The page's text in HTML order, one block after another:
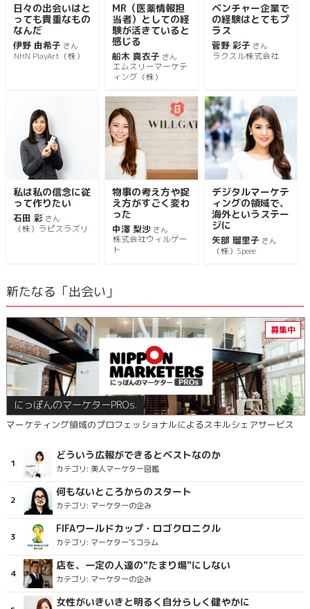
日々の出会いはと
っても貴重なもの
なんだ
伊野 由希子 さん
NHN PlayArt（株）
MR（医薬情報担
当者）としての経
験が活きていると
感じる
船木 真衣子 さん
エムスリーマーケテ
ィング（株）
ベンチャー企業で
の経験はとてもプ
ラス
菅野 彩子 さん
ラクスル株式会社
私は私の信念に従
って作りたい
石田 彩 さん
（株）ラピスラズリ
物事の考え方や捉
え方がすごく変わ
った
中澤 梨沙 さん
株式会社ウィルゲー
ト
デジタルマーケテ
ィングの領域で、
海外というステー
ジに
矢部 瑠里子 さん
（株）Speee
新たなる「出会い」
にっぽんのマーケターPROs.
マーケティング領域のプロフェッショナルによるスキルシェアサービス
どういう広報ができるとベストなのか
カテゴリ: 美人マーケター図鑑
何もないところからのスタート
カテゴリ: マーケターの企み
FIFAワールドカップ・ロゴクロニクル
カテゴリ: マーケター’Sコラム
店を、一定の人達の"たまり場"にしない
カテゴリ: マーケターの企み
女性がいきいきと明るく自分らしく健やかに